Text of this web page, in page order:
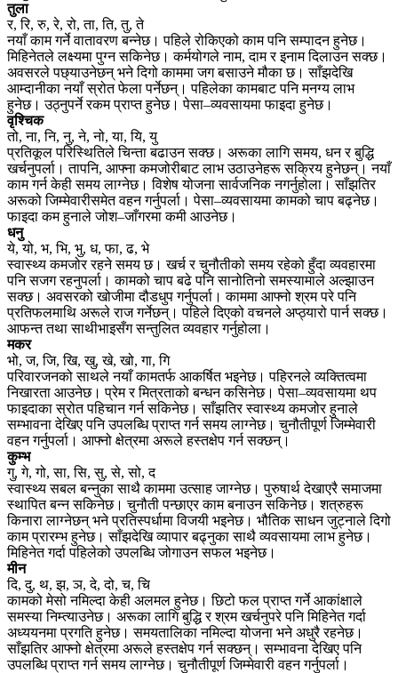
तुला
र, रि, रु, रे, रो, ता, ति, तु, ते
नयाँ काम गर्ने वातावरण बन्नेछ। पहिले रोकिएको काम पनि सम्पादन हुनेछ।
मिहिनेतले लक्ष्यमा पुग्न सकिनेछ। कर्मयोगले नाम, दाम र इनाम दिलाउन सक्छ।
अवसरले पछ्याउनेछन् भने दिगो काममा जग बसाउने मौका छ। साँझदेखि
आम्दानीका नयाँ स्रोत फेला पर्नेछन्। पहिलेका कामबाट पनि मनग्य लाभ
हुनेछ। उठ्नुपर्ने रकम प्राप्त हुनेछ। पेसा–व्यवसायमा फाइदा हुनेछ।
वृश्चिक
तो, ना, नि, नु, ने, नो, या, यि, यु
प्रतिकूल परिस्थितिले चिन्ता बढाउन सक्छ। अरूका लागि समय, धन र बुद्धि
खर्चनुपर्ला। तापनि, आफ्ना कमजोरीबाट लाभ उठाउनेहरू सक्रिय हुनेछन्। नयाँ
काम गर्न केही समय लाग्नेछ। विशेष योजना सार्वजनिक नगर्नुहोला। साँझतिर
अरूको जिम्मेवारीसमेत वहन गर्नुपर्ला। पेसा–व्यवसायमा कामको चाप बढ्नेछ।
फाइदा कम हुनाले जोश–जाँगरमा कमी आउनेछ।
धनु
ये, यो, भ, भि, भु, ध, फा, ढ, भे
स्वास्थ्य कमजोर रहने समय छ। खर्च र चुनौतीको समय रहेको हुँदा व्यवहारमा
पनि सजग रहनुपर्ला। कामको चाप बढे पनि सानोतिनो समस्यामाले अल्झाउन
सक्छ। अवसरको खोजीमा दौडधुप गर्नुपर्ला। काममा आफ्नो श्रम परे पनि
प्रतिफलमाथि अरूले राज गर्नेछन्। पहिले दिएको वचनले अप्ठ्यारो पार्न सक्छ।
आफन्त तथा साथीभाइसँग सन्तुलित व्यवहार गर्नुहोला।
मकर
भो, ज, जि, खि, खु, खे, खो, गा, गि
परिवारजनको साथले नयाँ कामतर्फ आकर्षित भइनेछ। पहिरनले व्यक्तित्वमा
निखारता आउनेछ। प्रेम र मित्रताको बन्धन कसिनेछ। पेसा–व्यवसायमा थप
फाइदाका स्रोत पहिचान गर्न सकिनेछ। साँझतिर स्वास्थ्य कमजोर हुनाले
सम्भावना देखिए पनि उपलब्धि प्राप्त गर्न समय लाग्नेछ। चुनौतीपूर्ण जिम्मेवारी
वहन गर्नुपर्ला। आफ्नो क्षेत्रमा अरूले हस्तक्षेप गर्न सक्छन्।
कुम्भ
गु, गे, गो, सा, सि, सु, से, सो, द
स्वास्थ्य सबल बन्नुका साथै काममा उत्साह जाग्नेछ। पुरुषार्थ देखाएरै समाजमा
स्थापित बन्न सकिनेछ। चुनौती पन्छाएर काम बनाउन सकिनेछ। शत्रुहरू
किनारा लाग्नेछन् भने प्रतिस्पर्धामा विजयी भइनेछ। भौतिक साधन जुट्नाले दिगो
काम प्रारम्भ हुनेछ। साँझदेखि व्यापार बढ्नुका साथै व्यवसायमा लाभ हुनेछ।
मिहिनेत गर्दा पहिलेको उपलब्धि जोगाउन सफल भइनेछ।
मीन
दि, दु, थ, झ, ञ, दे, दो, च, चि
कामको मेसो नमिल्दा केही अलमल हुनेछ। छिटो फल प्राप्त गर्ने आकांक्षाले
समस्या निम्त्याउनेछ। अरूका लागि बुद्धि र श्रम खर्चनुपरे पनि मिहिनेत गर्दा
अध्ययनमा प्रगति हुनेछ। समयतालिका नमिल्दा योजना भने अधुरै रहनेछ।
साँझतिर आफ्नो क्षेत्रमा अरूले हस्तक्षेप गर्न सक्छन्। सम्भावना देखिए पनि
उपलब्धि प्राप्त गर्न समय लाग्नेछ। चुनौतीपूर्ण जिम्मेवारी वहन गर्नुपर्ला।